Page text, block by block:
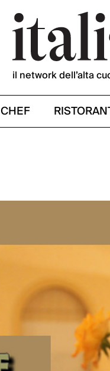
il network dell’alta
CHEF